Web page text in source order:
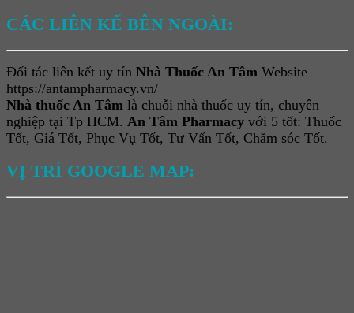
CÁC LIÊN KẾ BÊN NGOÀI:
Đối tác liên kết uy tín Nhà Thuốc An Tâm Website
https://antampharmacy.vn/
Nhà thuốc An Tâm là chuỗi nhà thuốc uy tín, chuyên
nghiệp tại Tp HCM. An Tâm Pharmacy với 5 tốt: Thuốc
Tốt, Giá Tốt, Phục Vụ Tốt, Tư Vấn Tốt, Chăm sóc Tốt.
VỊ TRÍ GOOGLE MAP: